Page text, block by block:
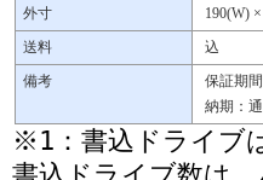
外寸
190(W)
送料
込
備考
保証期
納期：
※1：書込ドライブ